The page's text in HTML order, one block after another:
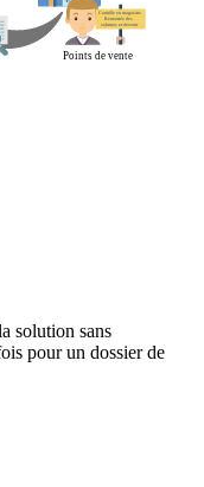
solution sans
pour un dossier de